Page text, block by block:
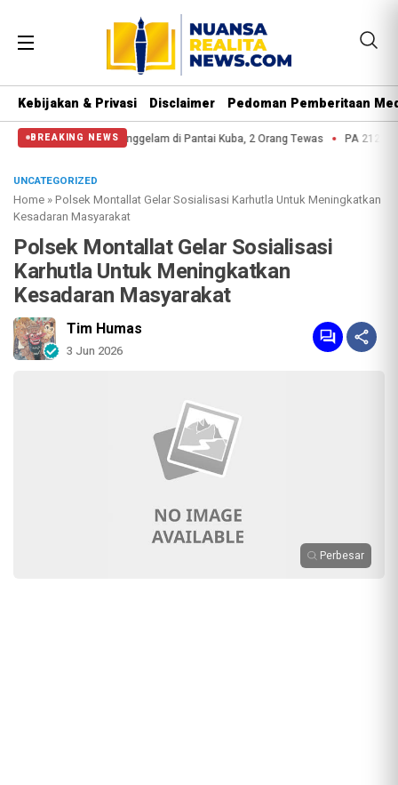
Kebijakan & Privasi Disclaimer Pedoman Pemberitaan
BREAKING NEWS
Tenggelam di Pantai Kuba, 2 Orang Tewas PA 212 soal Polisi
UNCATEGORIZED
Home »Polsek Montallat Gelar Sosialisasi Karhutla Untuk Meningkatkan
Kesadaran Masyarakat
Polsek Montallat Gelar Sosialisasi
Karhutla Untuk Meningkatkan
Kesadaran Masyarakat
Tim Humas
3 Jun 2026
Perbesar